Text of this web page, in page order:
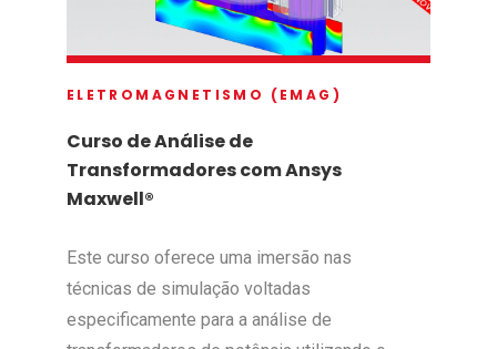
ELETROMAGNETISMO (EMAG)
Curso de Análise de
Transformadores com Ansys
Maxwell®
Este curso oferece uma imersão nas
técnicas de simulação voltadas
especificamente para a análise de